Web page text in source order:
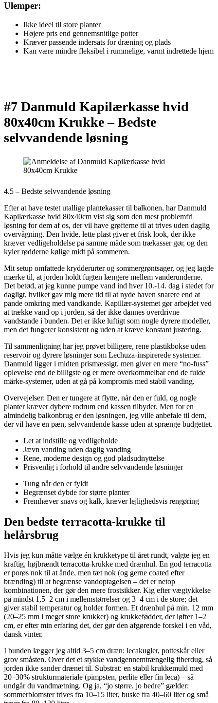
Ulemper:
Ikke ideel til store planter
Højere pris end gennemsnitlige potter
Kræver passende indersats for dræning og plads
Kan være mindre fleksibel i rummelige, varmt indrettede hjem
#7 Danmuld Kapilærkasse hvid
80x40cm Krukke –Bedste
selvvandende løsning
4.5 – Bedste selvvandende løsning
Efter at have testet utallige plantekasser til balkonen, har Danmuld
Kapilærkasse hvid 80x40cm vist sig som den mest problemfri
løsning for dem af os, der vil have grøfterne til at trives uden daglig
overvågning. Den hvide, lette plast giver et frisk look, der ikke
kræver vedligeholdelse på samme måde som trækasser gør, og den
kyler rødderne kølige midt på sommeren.
Mit setup omfattede krydderurter og sommergrøntsager, og jeg lagde
mærke til, at jorden holdt fugten længere mellem vanderunderne.
Det betød, at jeg kunne pumpe vand ind hver 10.-14. dag i stedet for
dagligt, hvilket gav mig mere tid til at nyde haven snarere end at
pande omkring med vandkande. Kapillær-systemet gør arbejdet ved
at trække vand op i jorden, så der ikke dannes overdrivne
vandstande i bunden. Det er ikke luftigt som nogle dyrere modeller,
men det fungerer konsistent og uden at kræve konstant justering.
Til sammenligning har jeg prøvet billigere, rene plastikbokse uden
reservoir og dyrere løsninger som Lechuza-inspirerede systemer.
Danmuld ligger i midten prismæssigt, men giver en mere “no-fuss”
oplevelse end de billigste og er mere overkommelbar end de fulde
märke-systemer, uden at gå på kompromis med stabil vanding.
Overvejelser: Den er tungere at flytte, når den er fuld, og nogle
planter kræver dybere rodrum end kassen tilbyder. Men for en
almindelig balkonbrug er den løsningen, jeg ville anbefale til dem,
der vil have en pæn, selvvandende kasse uden at sprænge budgettet.
Let at indstille og vedligeholde
Jævn vanding uden daglig vanding
Rene, moderne design og god pladsudnyttelse
Prisvenlig i forhold til andre selvvandende løsninger
Tung når den er fyldt
Begrænset dybde for større planter
Fremhæver snavs og kalk, kræver lejlighedsvis rengøring
Den bedste terracotta-krukke til
helårsbrug
Hvis jeg kun måtte vælge én krukketype til året rundt, valgte jeg en
kraftig, højbrændt terracotta-krukke med drænhul. En god terracotta
er porøs nok til at ånde, men tæt nok (og gerne coated efter
brænding) til at begrænse vandoptagelsen – det er netop
kombinationen, der gør den mere frostsikker. Kig efter vægtykkelse
på mindst 1,5–2 cm i mellemstørrelser og 3–4 cm i de store; det
giver stabil temperatur og holder formen. Et drænhul på min. 12 mm
(20–25 mm i meget store krukker) og krukkefødder, der løfter 1–2
cm, er efter min erfaring det, der gør den afgørende forskel i en våd,
dansk vinter.
I bunden lægger jeg altid 3–5 cm dræn: lecakugler, potteskår eller
grov småsten. Over det et stykke vandgennemtrængelig fiberdug, så
jorden ikke sander drænet til. Substrat: en stabil krukkemuld med
20–30% strukturmateriale (pimpsten, perlite eller fin leca) – så
undgår du vandmætning. Og ja, “jo større, jo bedre” gælder:
sommerblomster trives fra 10–15 liter, buske fra 40–60 liter og små